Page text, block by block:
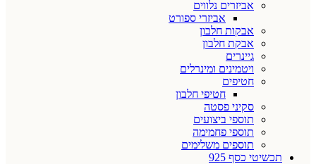
אביזרים נלווים
אביזרי ספורט
אבקות חלבון
אבקת חלבון
גיינרים
ויטמינים ומינרלים
חטיפים
חטיפי חלבון
סקיני פסטה
תוספי ביצועים
תוספי פחמימה
תוספים משלימים
תכשיטי כסף 925